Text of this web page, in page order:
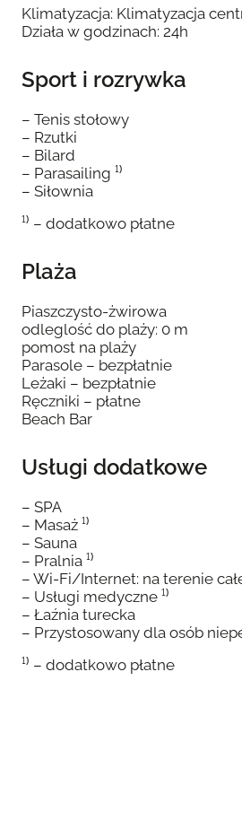
Klimatyzacja: Klimatyzacja
Działa w godzinach: 24h
Sport i rozrywka
– Tenis stołowy
– Rzutki
– Bilard
– Parasailing ¹⁾
– Siłownia
¹⁾ – dodatkowo płatne
Plaża
Piaszczysto-żwirowa
odleglość do plaży: 0 m
pomost na plaży
Parasole – bezpłatnie
Leżaki – bezpłatnie
Ręczniki – płatne
Beach Bar
Usługi dodatkowe
– SPA
– Masaż ¹⁾
– Sauna
– Pralnia ¹⁾
– Wi-Fi/Internet: na terenie
– Usługi medyczne ¹⁾
– Łaźnia turecka
– Przystosowany dla osób
¹⁾ – dodatkowo płatne